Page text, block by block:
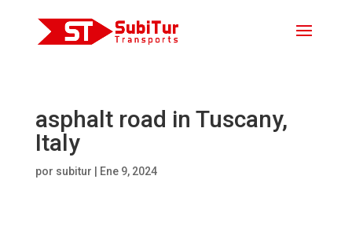
asphalt road in Tuscany,
Italy
por subitur Ene 9, 2024